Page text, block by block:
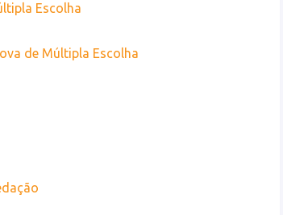
Escolha
de Múltipla Escolha